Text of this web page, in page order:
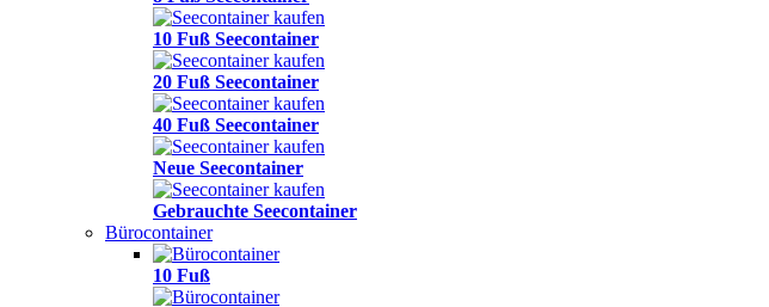
10 Fuß Seecontainer
20 Fuß Seecontainer
40 Fuß Seecontainer
Neue Seecontainer
Gebrauchte Seecontainer
Bürocontainer
10 Fuß